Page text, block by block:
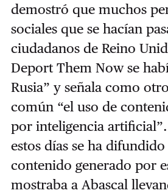
demostró que muchos
sociales que se hacían
ciudadanos de Reino
Deport Them Now se
Rusia” y señala como
común “el uso de
por inteligencia
estos días se ha
contenido generado por
mostraba a Abascal